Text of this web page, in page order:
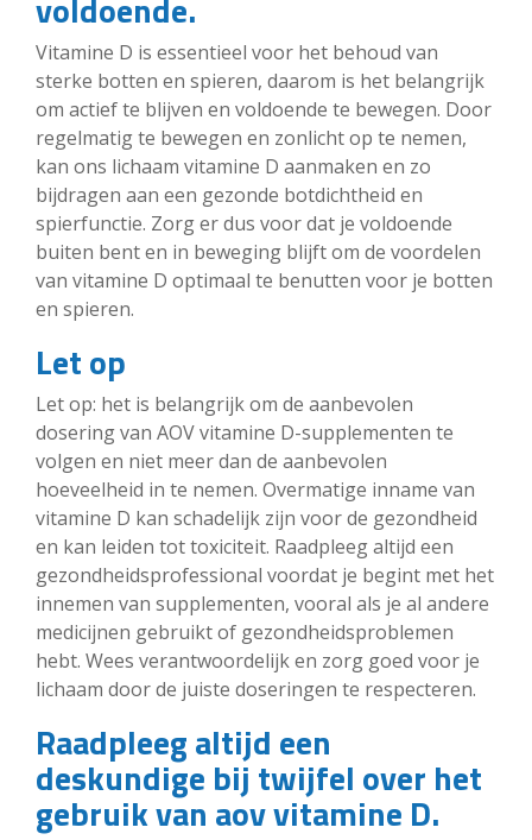
Vitamine D is essentieel voor het behoud van
sterke botten en spieren, daarom is het belangrijk
om actief te blijven en voldoende te bewegen. Door
regelmatig te bewegen en zonlicht op te nemen,
kan ons lichaam vitamine D aanmaken en zo
bijdragen aan een gezonde botdichtheid en
spierfunctie. Zorg er dus voor dat je voldoende
buiten bent en in beweging blijft om de voordelen
van vitamine D optimaal te benutten voor je botten
en spieren.
Let op
Let op: het is belangrijk om de aanbevolen
dosering van AOV vitamine D-supplementen te
volgen en niet meer dan de aanbevolen
hoeveelheid in te nemen. Overmatige inname van
vitamine D kan schadelijk zijn voor de gezondheid
en kan leiden tot toxiciteit. Raadpleeg altijd een
gezondheidsprofessional voordat je begint met het
innemen van supplementen, vooral als je al andere
medicijnen gebruikt of gezondheidsproblemen
hebt. Wees verantwoordelijk en zorg goed voor je
lichaam door de juiste doseringen te respecteren.
Raadpleeg altijd een
deskundige bij twijfel over het
gebruik van aov vitamine D.